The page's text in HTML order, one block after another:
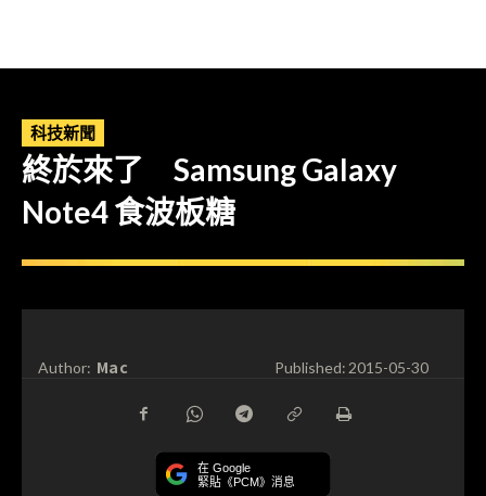
科技新聞
終於來了 Samsung Galaxy
Note4 食波板糖
Author: Mac Published:2015-05-30
在 Google
緊貼《PCM》消息